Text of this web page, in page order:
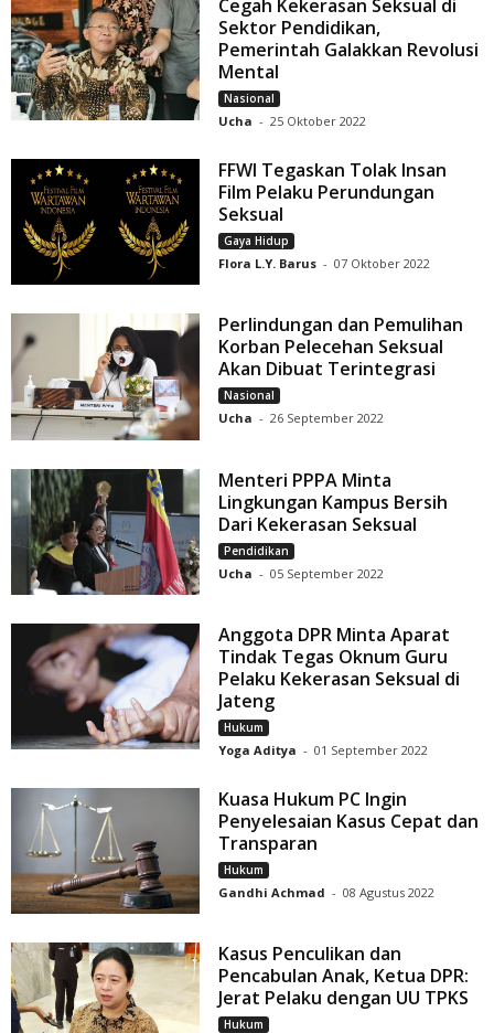
Cegah Kekerasan Seksual di
Sektor Pendidikan,
Pemerintah Galakkan Revolusi
Mental
Nasional
Ucha - 25 Oktober 2022
FFWI Tegaskan Tolak Insan
Film Pelaku Perundungan
Seksual
Gaya Hidup
Flora L.Y. Barus - 07 Oktober 2022
Perlindungan dan Pemulihan
Korban Pelecehan Seksual
Akan Dibuat Terintegrasi
Nasional
Ucha - 26 September 2022
Menteri PPPA Minta
Lingkungan Kampus Bersih
Dari Kekerasan Seksual
Pendidikan
Ucha - 05 September 2022
Anggota DPR Minta Aparat
Tindak Tegas Oknum Guru
Pelaku Kekerasan Seksual di
Jateng
Hukum
Yoga Aditya - 01 September 2022
Kuasa Hukum PC Ingin
Penyelesaian Kasus Cepat dan
Transparan
Hukum
Gandhi Achmad - 08 Agustus 2022
Kasus Penculikan dan
Pencabulan Anak, Ketua DPR:
Jerat Pelaku dengan UU TPKS
Hukum